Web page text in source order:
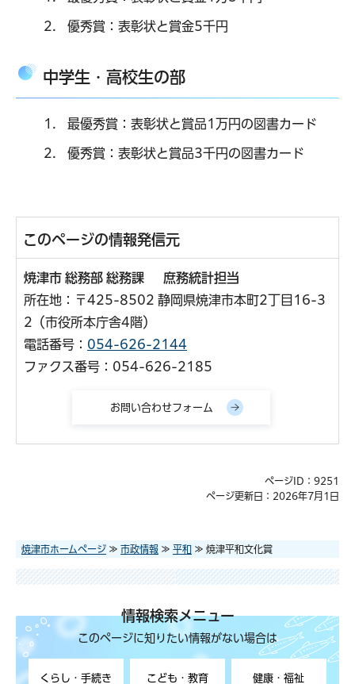
優秀賞：表彰状と賞金5千円
中学生・高校生の部
最優秀賞：表彰状と賞品1万円の図書カード
優秀賞：表彰状と賞品3千円の図書カード
このページの情報発信元
焼津市 総務部 総務課 庶務統計担当
所在地：〒425-8502 静岡県焼津市本町2丁目16-3
2（市役所本庁舎4階）
電話番号： 054-626-2144
ファクス番号：054-626-2185
ページID：9251
ページ更新日：2026年7月1日
焼津市ホームページ ≫ 市政情報 ≫ 平和 ≫ 焼津平和文化賞
情報検索メニュー
このページに知りたい情報がない場合は
くらし・手続き こども・教育 健康・福祉